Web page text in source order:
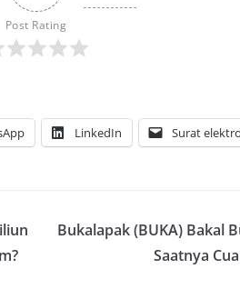
Post Rating
LinkedIn Surat
Bukalapak (BUKA) Bakal
Saatnya